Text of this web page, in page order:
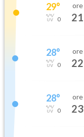
29°
0
ore
21
28°
0
ore
22
28°
0
ore
23